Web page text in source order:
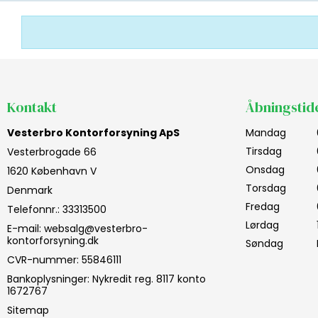
Kontakt
Vesterbro Kontorforsyning ApS
Vesterbrogade 66
1620 København V
Denmark
Telefonnr.: 33313500
E-mail: websalg@vesterbro-
kontorforsyning.dk
CVR-nummer: 55846111
Bankoplysninger: Nykredit reg. 8117 konto
1672767
Sitemap
Mandag
Tirsdag
Onsdag
Torsdag
Fredag
Lørdag
Søndag